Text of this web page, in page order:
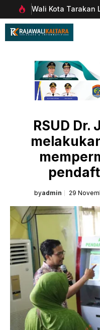
Langsung
ke
Wali Kota Tarakan
sebagai Sekda
RSUD Dr.
byadmin 29